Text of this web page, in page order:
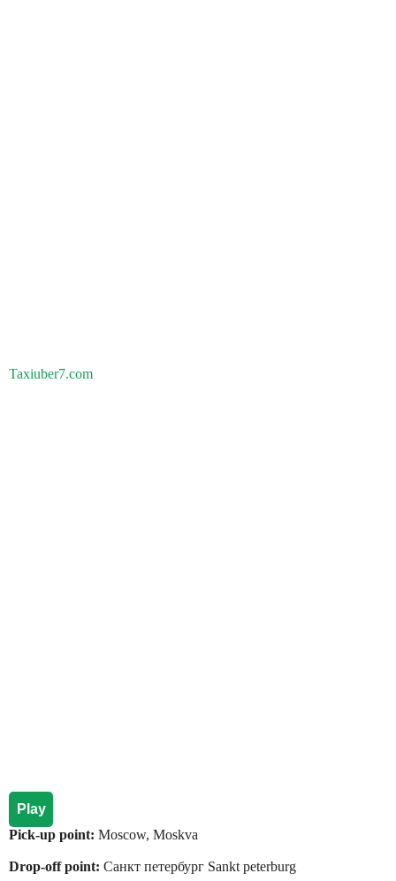
Taxiuber7.com
Play
Pick-up point: Moscow, Moskva
Drop-off point: Санкт петербург Sankt peterburg